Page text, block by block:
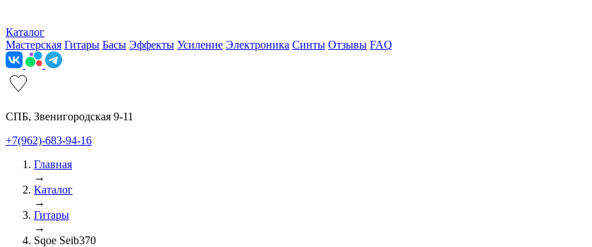
Каталог
Мастерская Гитары Басы Эффекты Усиление Электроника Синты Отзывы FAQ
СПБ, Звенигородская 9-11
+7(962)-683-94-16
Главная
→
Каталог
→
Гитары
→
Sqoe Seib370